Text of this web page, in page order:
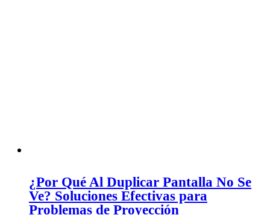
¿Por Qué Al Duplicar Pantalla No Se
Ve? Soluciones Efectivas para
Problemas de Proyección